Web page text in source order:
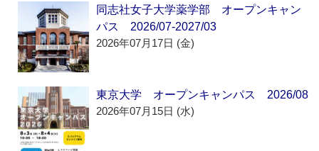
同志社女子大学薬学部 オープンキャン
パス 2026/07-2027/03
2026年07月17日 (金)
東京大学 オープンキャンパス 2026/08
2026年07月15日 (水)